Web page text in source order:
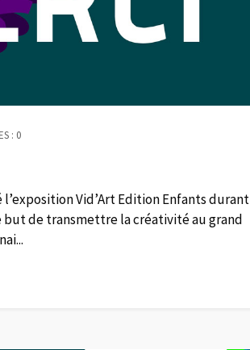
: 0
l’exposition Vid’Art Edition Enfants durant
but de transmettre la créativité au grand